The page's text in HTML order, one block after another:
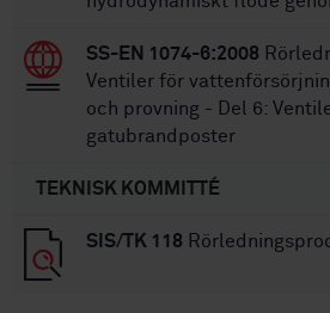
SS-EN 1074-6:2008
Ventiler för
och provning - Del 6:
gatubrandposter
TEKNISK KOMMITTÉ
SIS/TK 118